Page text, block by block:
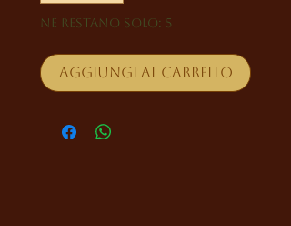
Ne restano solo: 5
Aggiungi al carrello